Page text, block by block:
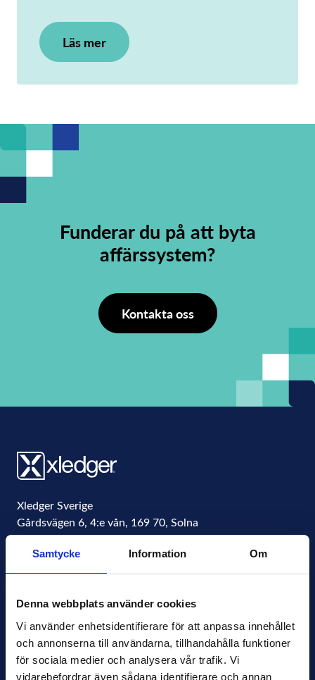
Samtycke Information Om
Denna webbplats använder cookies
Vi använder enhetsidentifierare för att anpassa innehållet
och annonserna till användarna, tillhandahålla funktioner
för sociala medier och analysera vår trafik. Vi
vidarebefordrar även sådana identifierare och annan
Läs mer
Funderar du på att byta
affärssystem?
Kontakta oss
Xledger Sverige
Gårdsvägen 6, 4:e vån, 169 70, Solna
Sweden
info@xledger.se
Sekretesspolicy
Terms of Use